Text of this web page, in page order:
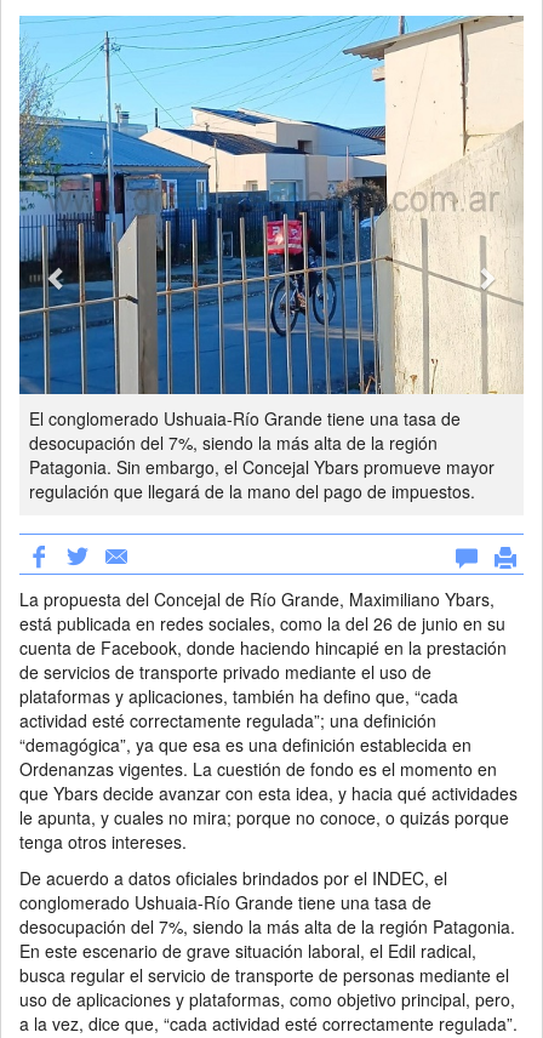
El conglomerado Ushuaia-Río Grande tiene una tasa de
desocupación del 7%, siendo la más alta de la región
Patagonia. Sin embargo, el Concejal Ybars promueve mayor
regulación que llegará de la mano del pago de impuestos.
Previous Next
La propuesta del Concejal de Río Grande, Maximiliano Ybars,
está publicada en redes sociales, como la del 26 de junio en su
cuenta de Facebook, donde haciendo hincapié en la prestación
de servicios de transporte privado mediante el uso de
plataformas y aplicaciones, también ha defino que, “cada
actividad esté correctamente regulada”; una definición
“demagógica”, ya que esa es una definición establecida en
Ordenanzas vigentes. La cuestión de fondo es el momento en
que Ybars decide avanzar con esta idea, y hacia qué actividades
le apunta, y cuales no mira; porque no conoce, o quizás porque
tenga otros intereses.
De acuerdo a datos oficiales brindados por el INDEC, el
conglomerado Ushuaia-Río Grande tiene una tasa de
desocupación del 7%, siendo la más alta de la región Patagonia.
En este escenario de grave situación laboral, el Edil radical,
busca regular el servicio de transporte de personas mediante el
uso de aplicaciones y plataformas, como objetivo principal, pero,
a la vez, dice que, “cada actividad esté correctamente regulada”.